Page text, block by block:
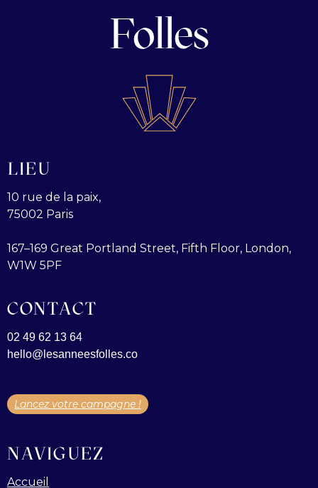
Folles
LIEU
10 rue de la paix,
75002 Paris
167–169 Great Portland Street, Fifth Floor, London,
W1W 5PF
CONTACT
02 49 62 13 64
hello@lesanneesfolles.co
Lancez votre campagne !
NAVIGUEZ
Accueil